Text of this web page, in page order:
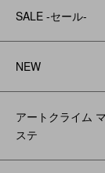
SALE -セール-
NEW
アートクライム
ステ